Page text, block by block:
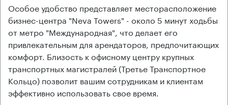
Особое удобство представляет месторасположение
бизнес-центра "Neva Towers" - около 5 минут ходьбы
от метро "Международная", что делает его
привлекательным для арендаторов, предпочитающих
комфорт. Близость к офисному центру крупных
транспортных магистралей (Третье Транспортное
Кольцо) позволит вашим сотрудникам и клиентам
эффективно использовать свое время.